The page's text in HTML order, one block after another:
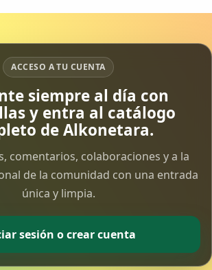
ACCESO A TU CUENTA
siempre al día con
y entra al catálogo
de Alkonetara.
comentarios, colaboraciones y a la
de la comunidad con una entrada
única y limpia.
sesión o crear cuenta